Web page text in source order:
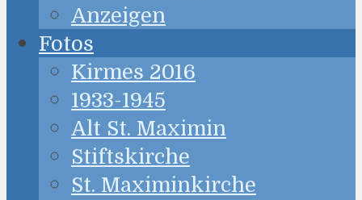
Anzeigen
Fotos
Kirmes 2016
1933-1945
Alt St. Maximin
Stiftskirche
St. Maximinkirche